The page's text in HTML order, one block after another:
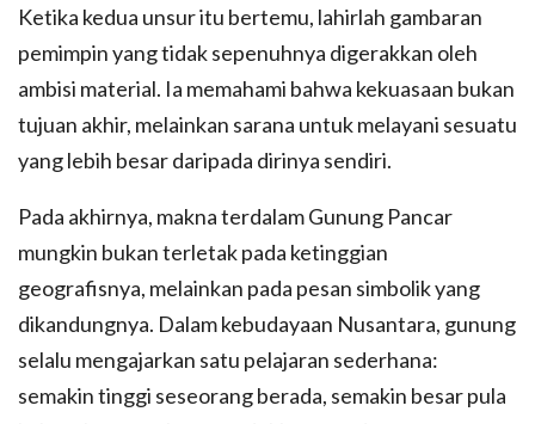
Ketika kedua unsur itu bertemu, lahirlah gambaran
pemimpin yang tidak sepenuhnya digerakkan oleh
ambisi material. Ia memahami bahwa kekuasaan bukan
tujuan akhir, melainkan sarana untuk melayani sesuatu
yang lebih besar daripada dirinya sendiri.
Pada akhirnya, makna terdalam Gunung Pancar
mungkin bukan terletak pada ketinggian
geografisnya, melainkan pada pesan simbolik yang
dikandungnya. Dalam kebudayaan Nusantara, gunung
selalu mengajarkan satu pelajaran sederhana:
semakin tinggi seseorang berada, semakin besar pula